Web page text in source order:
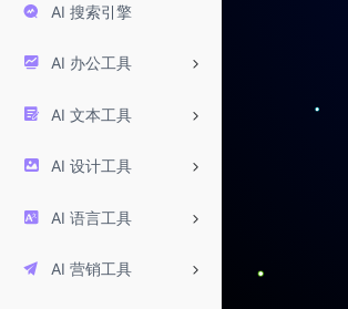
AI 搜索引擎
AI 办公工具
AI 文本工具
AI 设计工具
AI 语言工具
AI 营销工具